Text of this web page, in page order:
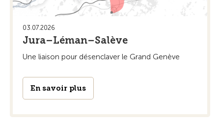
03.07.2026
Jura–Léman–Salève
Une liaison pour désenclaver le Grand Genève
En savoir plus